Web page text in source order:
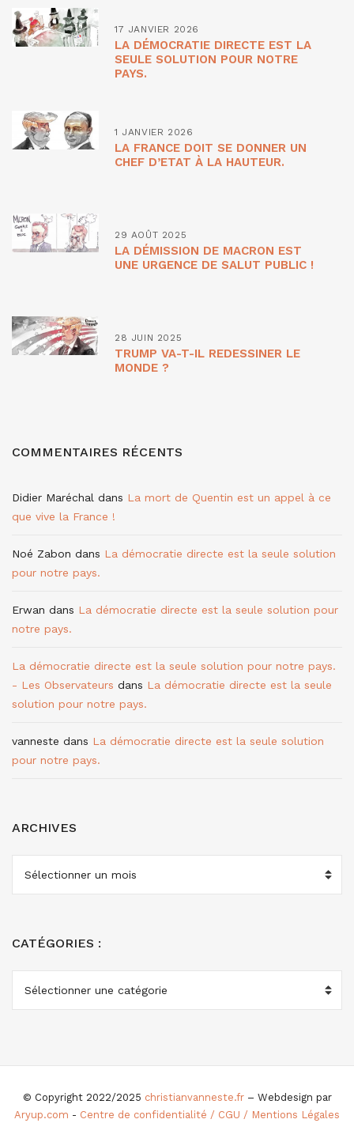
17 JANVIER 2026
LA DÉMOCRATIE DIRECTE EST LA
SEULE SOLUTION POUR NOTRE
PAYS.
1 JANVIER 2026
LA FRANCE DOIT SE DONNER UN
CHEF D’ETAT À LA HAUTEUR.
29 AOÛT 2025
LA DÉMISSION DE MACRON EST
UNE URGENCE DE SALUT PUBLIC !
28 JUIN 2025
TRUMP VA-T-IL REDESSINER LE
MONDE ?
COMMENTAIRES RÉCENTS
Didier Maréchal dans La mort de Quentin est un appel à ce
que vive la France !
Noé Zabon dans La démocratie directe est la seule solution
pour notre pays.
Erwan dans La démocratie directe est la seule solution pour
notre pays.
La démocratie directe est la seule solution pour notre pays.
- Les Observateurs dans La démocratie directe est la seule
solution pour notre pays.
vanneste dans La démocratie directe est la seule solution
pour notre pays.
ARCHIVES
CATÉGORIES :
© Copyright 2022/2025 christianvanneste.fr– Webdesign par
Aryup.com - Centre de confidentialité / CGU / Mentions Légales